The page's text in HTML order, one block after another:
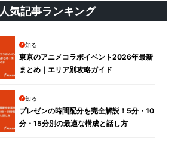
人気記事ランキング
知る
東京のアニメコラボイベント2026年最新
まとめ｜エリア別攻略ガイド
知る
プレゼンの時間配分を完全解説！5分・10
分・15分別の最適な構成と話し方